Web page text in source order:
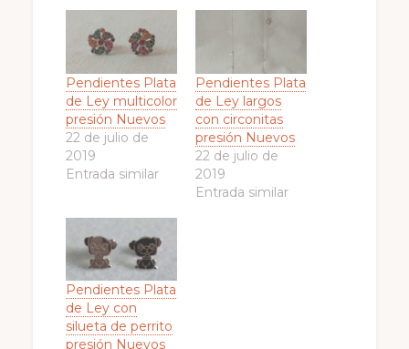
Pendientes Plata
de Ley multicolor
presión Nuevos
22 de julio de
2019
Entrada similar
Pendientes Plata
de Ley largos
con circonitas
presión Nuevos
22 de julio de
2019
Entrada similar
Pendientes Plata
de Ley con
silueta de perrito
presión Nuevos